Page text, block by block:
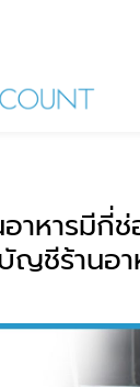
อาหารมีกี่
ญชีร้านอา